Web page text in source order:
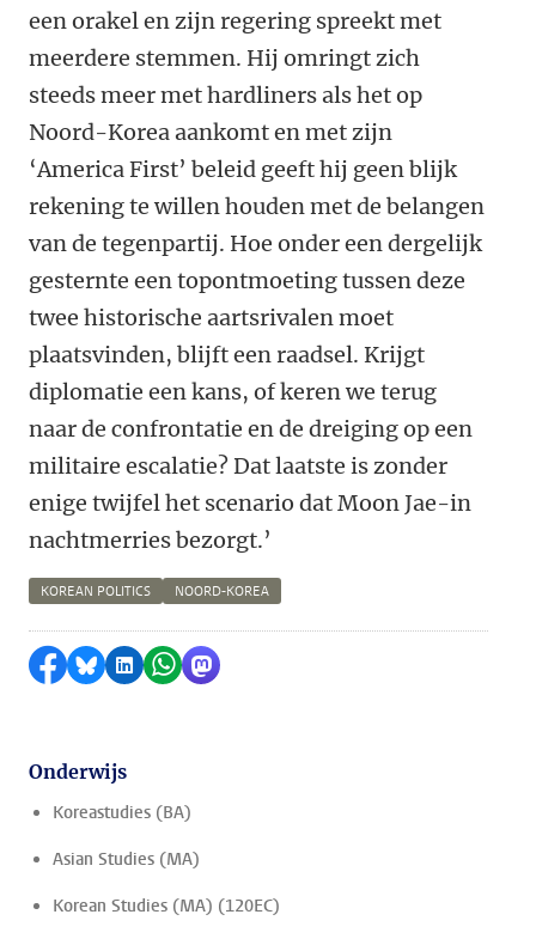
een orakel en zijn regering spreekt met
meerdere stemmen. Hij omringt zich
steeds meer met hardliners als het op
Noord-Korea aankomt en met zijn
‘America First’ beleid geeft hij geen blijk
rekening te willen houden met de belangen
van de tegenpartij. Hoe onder een dergelijk
gesternte een topontmoeting tussen deze
twee historische aartsrivalen moet
plaatsvinden, blijft een raadsel. Krijgt
diplomatie een kans, of keren we terug
naar de confrontatie en de dreiging op een
militaire escalatie? Dat laatste is zonder
enige twijfel het scenario dat Moon Jae-in
nachtmerries bezorgt.’
KOREAN POLITICS NOORD-KOREA
Delen op Facebook
Delen via Bluesky
Delen op LinkedIn
Delen via WhatsApp
Delen via Mastodon
Onderwijs
Koreastudies (BA)
Asian Studies (MA)
Korean Studies (MA) (120EC)